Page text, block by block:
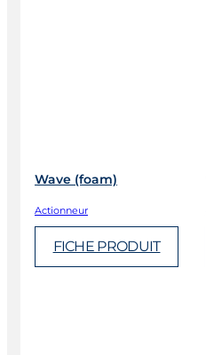
Wave (foam)
Actionneur
FICHE PRODUIT